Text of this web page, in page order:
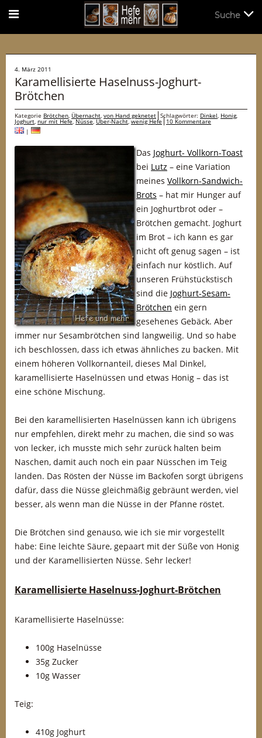
4. März 2011
Karamellisierte Haselnuss-Joghurt-
Brötchen
Kategorie Brötchen, Übernacht, von Hand geknetet Schlagwörter: Dinkel, Honig,
Joghurt, nur mit Hefe,Nüsse,Über-Nacht,wenig Hefe
10 Kommentare
|
Das Joghurt- Vollkorn-Toast
bei Lutz – eine Variation
meines Vollkorn-Sandwich-
Brots – hat mir Hunger auf
ein Joghurtbrot oder –
Brötchen gemacht. Joghurt
im Brot – ich kann es gar
nicht oft genug sagen – ist
einfach nur köstlich. Auf
unseren Frühstückstisch
sind die Joghurt-Sesam-
Brötchen ein gern
gesehenes Gebäck. Aber
immer nur Sesambrötchen sind langweilig. Und so habe
ich beschlossen, dass ich etwas ähnliches zu backen. Mit
einem höheren Vollkornanteil, dieses Mal Dinkel,
karamellisierte Haselnüssen und etwas Honig – das ist
eine schöne Mischung.
Bei den karamellisierten Haselnüssen kann ich übrigens
nur empfehlen, direkt mehr zu machen, die sind so was
von lecker, ich musste mich sehr zurück halten beim
Naschen, damit auch noch ein paar Nüsschen im Teig
landen. Das Rösten der Nüsse im Backofen sorgt übrigens
dafür, dass die Nüsse gleichmäßig gebräunt werden, viel
besser, als wenn man die Nüsse in der Pfanne röstet.
Die Brötchen sind genauso, wie ich sie mir vorgestellt
habe: Eine leichte Säure, gepaart mit der Süße von Honig
und der Karamellisierten Nüsse. Sehr lecker!
Karamellisierte Haselnuss-Joghurt-Brötchen
Karamellisierte Haselnüsse:
100g Haselnüsse
35g Zucker
10g Wasser
Teig:
410g Joghurt
Suche
Suche